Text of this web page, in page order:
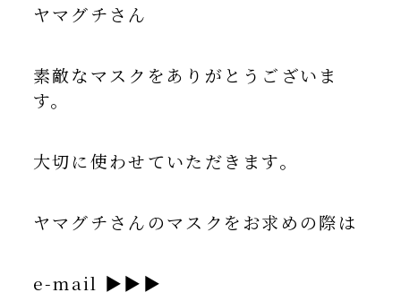
ヤマグチさん
素敵なマスクをありがとうございま
す。
大切に使わせていただきます。
ヤマグチさんのマスクをお求めの際は
e-mail ▶▶▶